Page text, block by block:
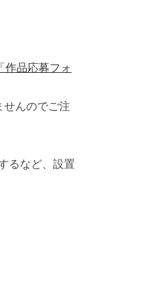
「作品応募フォ
んのでご注
るなど、設置